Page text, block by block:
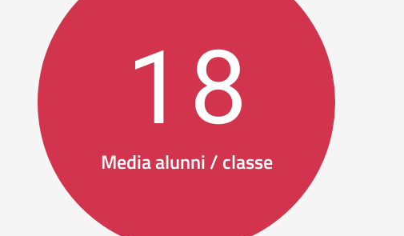
18
Media alunni / classe